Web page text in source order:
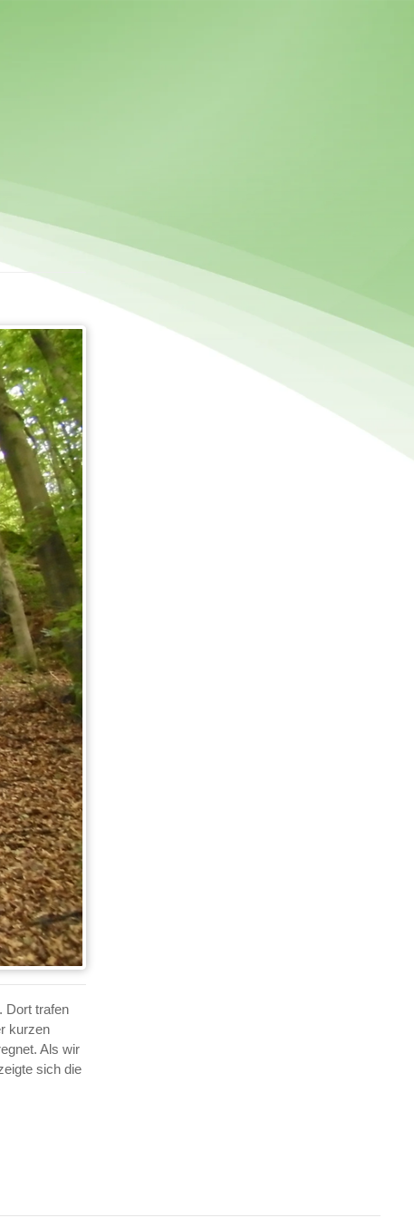
Dort trafen
kurzen
Als wir
sich die